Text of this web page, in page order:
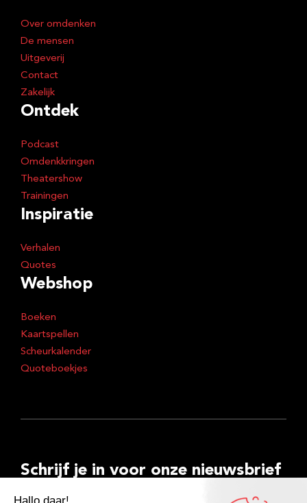
Over omdenken
De mensen
Uitgeverij
Contact
Zakelijk
Ontdek
Podcast
Omdenkkringen
Theatershow
Trainingen
Inspiratie
Verhalen
Quotes
Webshop
Boeken
Kaartspellen
Scheurkalender
Quoteboekjes
Schrijf je in voor onze nieuwsbrief